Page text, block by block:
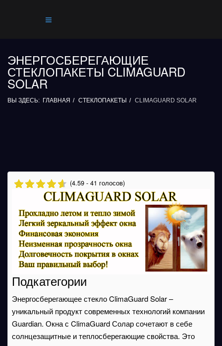
ЭНЕРГОСБЕРЕГАЮЩИЕ
СТЕКЛОПАКЕТЫ CLIMAGUARD
SOLAR
ВЫ ЗДЕСЬ: ГЛАВНАЯ СТЕКЛОПАКЕТЫ CLIMAGUARD SOLAR
(4.59 - 41 голосов)
Подкатегории
Энергосберегающее стекло ClimaGuard Solar –
уникальный продукт современных технологий компании
Guardian. Окна с ClimaGuard Солар сочетают в себе
солнцезащитные и теплосберегающие свойства. Это